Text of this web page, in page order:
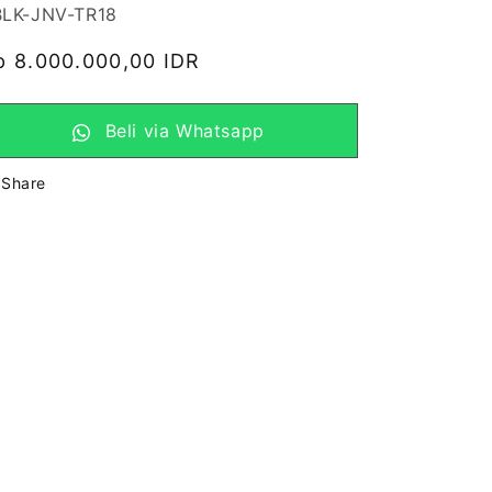
JNV-TR18
8.000.000,00 IDR
Beli via Whatsapp
Share